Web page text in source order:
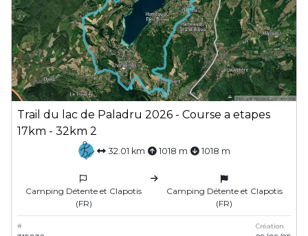
Trail du lac de Paladru 2026 - Course a etapes
17km - 32km 2
32.01 km 1018 m 1018 m
Camping Détente et Clapotis
(FR)
Camping Détente et Clapotis
(FR)
# Création